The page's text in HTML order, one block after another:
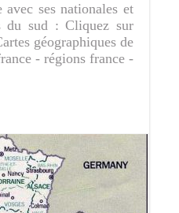
ses nationales et
du sud : Cliquez sur
géographiques de
- régions france -